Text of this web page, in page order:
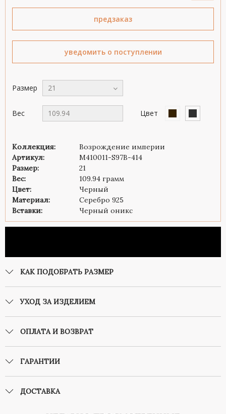
предзаказ
уведомить о поступлении
Размер 21
Вес 109.94 Цвет
Коллекция:
Возрождение империи
Артикул:
M410011-S97B-414
Размер:
21
Вес:
109.94 грамм
Цвет:
Черный
Материал:
Серебро 925
Вставки:
Черный оникс
КАК ПОДОБРАТЬ РАЗМЕР
УХОД ЗА ИЗДЕЛИЕМ
ОПЛАТА И ВОЗВРАТ
ГАРАНТИИ
ДОСТАВКА